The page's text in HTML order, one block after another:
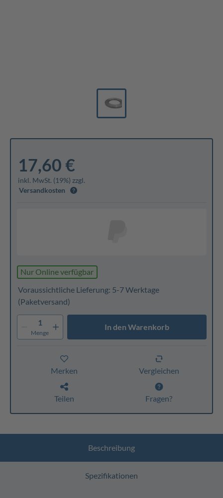
17,60 €
inkl. MwSt. (19%) zzgl.
Versandkosten
Nur Online verfügbar
Voraussichtliche Lieferung: 5-7 Werktage
(Paketversand)
1
Menge
In den Warenkorb
Merken Vergleichen
Teilen Fragen?
Beschreibung
Spezifikationen